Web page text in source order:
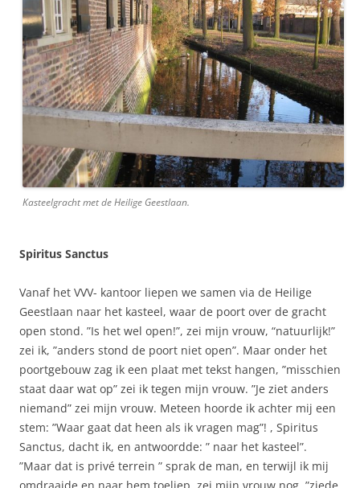
Kasteelgracht met de Heilige Geestlaan.
Spiritus Sanctus
Vanaf het VVV- kantoor liepen we samen via de Heilige
Geestlaan naar het kasteel, waar de poort over de gracht
open stond. ”Is het wel open!”, zei mijn vrouw, “natuurlijk!”
zei ik, ”anders stond de poort niet open”. Maar onder het
poortgebouw zag ik een plaat met tekst hangen, ”misschien
staat daar wat op” zei ik tegen mijn vrouw. ”Je ziet anders
niemand” zei mijn vrouw. Meteen hoorde ik achter mij een
stem: ”Waar gaat dat heen als ik vragen mag”! , Spiritus
Sanctus, dacht ik, en antwoordde: ” naar het kasteel”.
”Maar dat is privé terrein ” sprak de man, en terwijl ik mij